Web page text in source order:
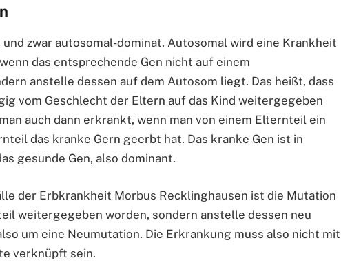
zwar autosomal-dominat. Autosomal wird eine Krankheit
das entsprechende Gen nicht auf einem
anstelle dessen auf dem Autosom liegt. Das heißt, dass
vom Geschlecht der Eltern auf das Kind weitergegeben
auch dann erkrankt, wenn man von einem Elternteil ein
das kranke Gern geerbt hat. Das kranke Gen ist in
gesunde Gen, also dominant.
der Erbkrankheit Morbus Recklinghausen ist die Mutation
weitergegeben worden, sondern anstelle dessen neu
um eine Neumutation. Die Erkrankung muss also nicht mit
verknüpft sein.